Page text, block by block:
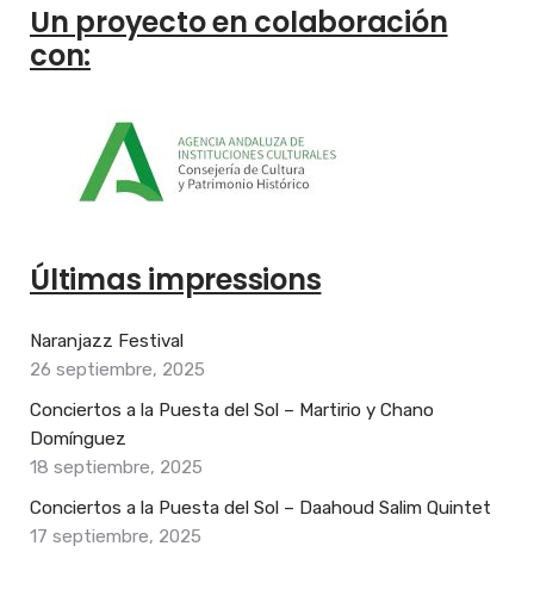
Un proyecto en colaboración
con:
Últimas impressions
Naranjazz Festival
26 septiembre, 2025
Conciertos a la Puesta del Sol – Martirio y Chano
Domínguez
18 septiembre, 2025
Conciertos a la Puesta del Sol – Daahoud Salim Quintet
17 septiembre, 2025